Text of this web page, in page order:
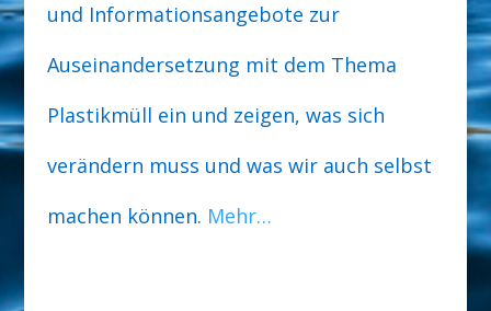
und Informationsangebote zur
Auseinandersetzung mit dem Thema
Plastikmüll ein und zeigen, was sich
verändern muss und was wir auch selbst
machen können. Mehr…